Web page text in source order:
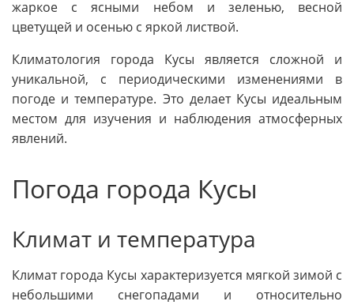
жаркое с ясными небом и зеленью, весной
цветущей и осенью с яркой листвой.
Климатология города Кусы является сложной и
уникальной, с периодическими изменениями в
погоде и температуре. Это делает Кусы идеальным
местом для изучения и наблюдения атмосферных
явлений.
Погода города Кусы
Климат и температура
Климат города Кусы характеризуется мягкой зимой с
небольшими снегопадами и относительно